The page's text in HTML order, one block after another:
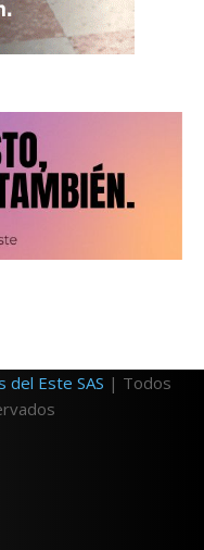
del Este SAS | Todos